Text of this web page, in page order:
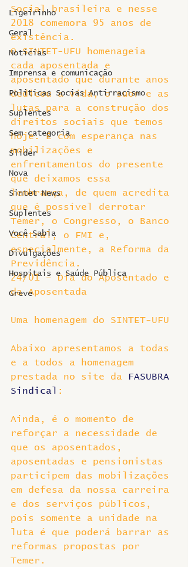
Ligeirinho
Geral
Notícias
Imprensa e comunicação
Politicas Socias Antirracismo
Suplentes
Sem categoria
Slider
Nova
Sintet News
Suplentes
Você Sabia
Divulgações
Hospitais e Saúde Pública
Greve
Social brasileira e nesse
2018 comemora 95 anos de
existência.
O SINTET-UFU homenageia
cada aposentada e
aposentado que durante anos
dedicou a vida, o suor e as
lutas para a construção dos
direitos sociais que temos
hoje. É com esperança nas
mobilizações e
enfrentamentos do presente
que deixamos essa
lembrança, de quem acredita
que é possível derrotar
Temer, o Congresso, o Banco
Central, o FMI e,
especialmente, a Reforma da
Previdência.
24/01 – Dia do Aposentado e
da Aposentada
Uma homenagem do SINTET-UFU
Abaixo apresentamos a todas
e a todos a homenagem
prestada no site da
FASUBRA
Sindical
:
Ainda, é o momento de
reforçar a necessidade de
que os aposentados,
aposentadas e pensionistas
participem das mobilizações
em defesa da nossa carreira
e dos serviços públicos,
pois somente a unidade na
luta é que poderá barrar as
reformas propostas por
Temer.